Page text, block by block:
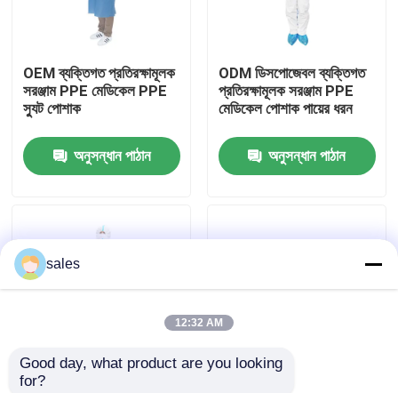
আমাদের সম্পর্কে
কারখানা ভ্রমণ
মান নিয়ন্ত্রণ
উদ্ধৃতির জন্য আবেদন
ল্যারিঞ্জিয়াল মাস্ক এয়ারওয়ে
OEM ব্যক্তিগত প্রতিরক্ষামূলক
সরঞ্জাম PPE মেডিকেল PPE
স্যুট পোশাক
অনুসন্ধান পাঠান
ODM ডিসপোজেবল ব্যক্তিগত
প্রতিরক্ষামূলক সরঞ্জাম PPE
মেডিকেল পোশাক পায়ের ধরন
অনুসন্ধান পাঠান
মাইক্রোপোরাস পার্সোনাল
sales
12:32 AM
Good day, what product are you looking
for?